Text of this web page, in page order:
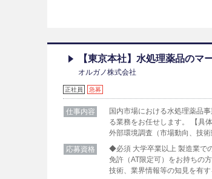
【東京本社】水処理薬品のマ
オルガノ株式会社
正社員 急募
仕事内容
国内市場における水処理薬品
る業務をお任せします。 【具
外部環境調査（市場動向、技
応募資格
◆必須 大学卒業以上 製造業で
免許（AT限定可）をお持ちの
技術、業界情報等の知見を